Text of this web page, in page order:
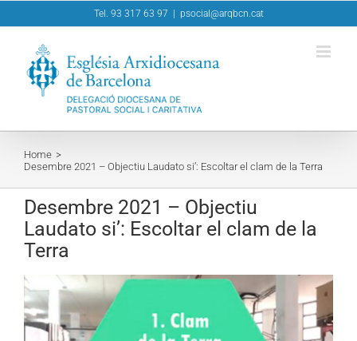
to
Tel. 93 317 63 97 psocial@arqbcn.cat
Home
Desembre 2021 – Objectiu Laudato si’: Escoltar el clam de la Terra
Desembre 2021 – Objectiu
Laudato si’: Escoltar el clam de la
Terra
View
Larger
Image